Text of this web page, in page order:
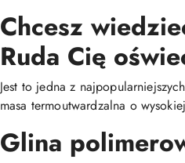
Chcesz
Ruda Cię
Jest to jedna z
masa termoutwardzalna o
Glina